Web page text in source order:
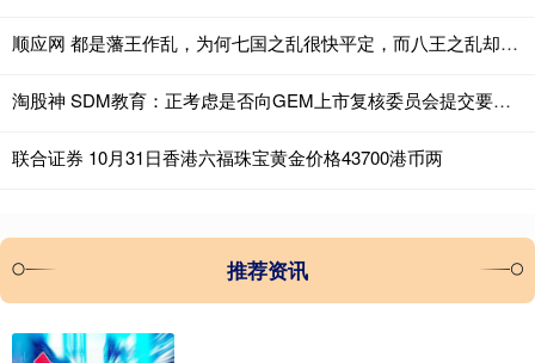
顺应网 都是藩王作乱，为何七国之乱很快平定，而八王之乱却持续15年？
淘股神 SDM教育：正考虑是否向GEM上市复核委员会提交要求就除牌决定进行进一步复核
联合证券 10月31日香港六福珠宝黄金价格43700港币两
推荐资讯